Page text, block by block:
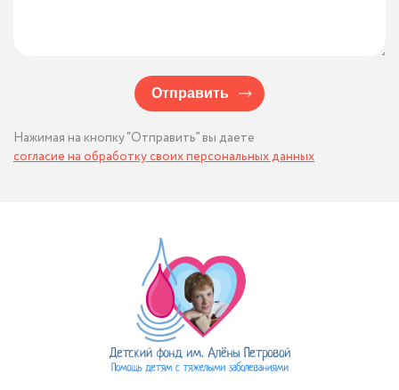
Отправить
Нажимая на кнопку “Отправить” вы даете
согласие на обработку своих персональных данных